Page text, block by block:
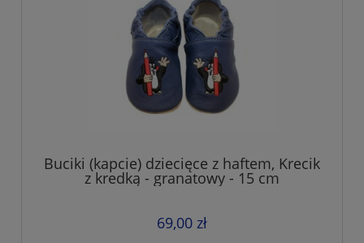
Buciki (kapcie) dziecięce z haftem, Krecik
z kredką - granatowy - 15 cm
69,00 zł